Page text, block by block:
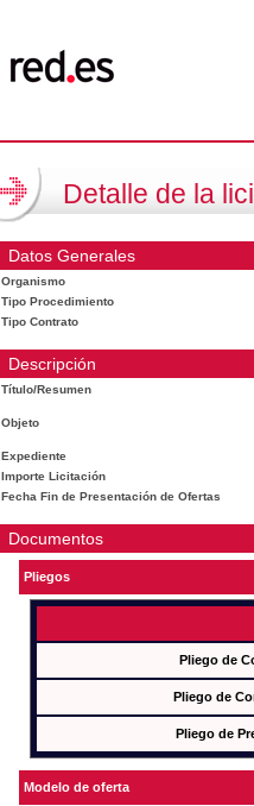
Detalle de la
Datos Generales
Organismo
Tipo Procedimiento
Tipo Contrato
Descripción
Título/Resumen
Objeto
Expediente
Importe Licitación
Fecha Fin de Presentación de Ofertas
Documentos
Pliegos
Pliego de
Pliego de
Pliego de
Modelo de oferta